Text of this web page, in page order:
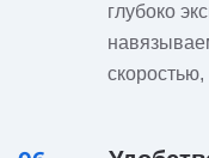
глубоко